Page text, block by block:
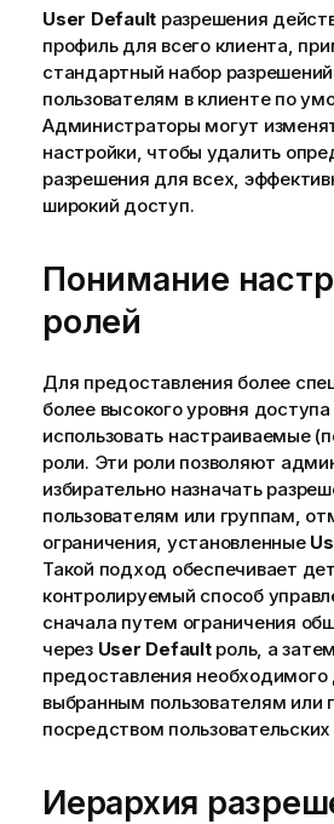
р
м
а
ц
и
и
User Default разрешения
профиль для всего клиента,
стандартный набор
пользователям в клиенте по
Администраторы могут
настройки, чтобы удалить
разрешения для всех,
широкий доступ.
Понимание
ролей
Для предоставления более
более высокого уровня
использовать настраиваемые
роли. Эти роли позволяют
избирательно назначать
пользователям или группам,
ограничения, установленные
Такой подход обеспечивает
контролируемый способ
сначала путем ограничения
через User Defaultроль, а
предоставления необходимого
выбранным пользователям или
посредством
Иерархия